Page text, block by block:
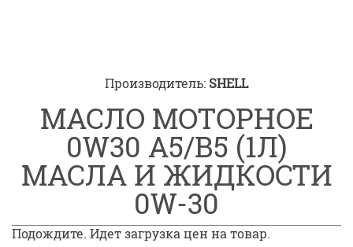
Производитель: SHELL
МАСЛО МОТОРНОЕ
0W30 A5/B5 (1Л)
МАСЛА И ЖИДКОСТИ
0W-30
Подождите. Идет загрузка цен на товар.